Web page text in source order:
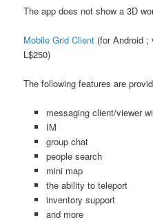
The app does not show a 3D
Mobile Grid Client (for Android
L$250)
The following features are
messaging client/viewer
IM
group chat
people search
mini map
the ability to teleport
inventory support
and more